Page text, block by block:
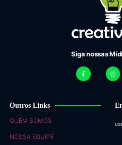
Siga nossas
Outros Links
QUEM SOMOS
NOSSA EQUIPE